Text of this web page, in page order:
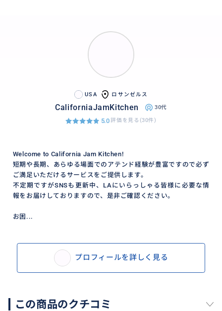
USA ロサンゼルス
CaliforniaJamKitchen 30代
5.0評価を見る(30件)
Welcome to California Jam Kitchen!
短期や長期、あらゆる場面でのアテンド経験が豊富ですので必ず
ご満足いただけるサービスをご提供します。
不定期ですがSNSも更新中、LAにいらっしゃる皆様に必要な情
報をお届けしておりますので、是非ご確認ください。
お困...
プロフィールを詳しく見る
この商品のクチコミ